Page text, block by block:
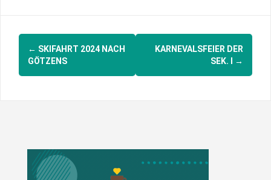
Post
navigation
← SKIFAHRT 2024 NACH
GÖTZENS
KARNEVALSFEIER DER
SEK. I
→